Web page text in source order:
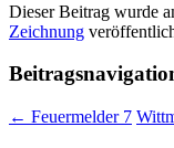
Dieser Beitrag wurde
Zeichnung
← Feuermelder 7